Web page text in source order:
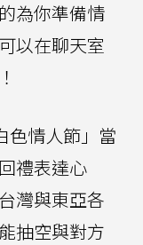
為你準備情
以在聊天室
色情人節」當
禮表達心
灣與東亞各
抽空與對方